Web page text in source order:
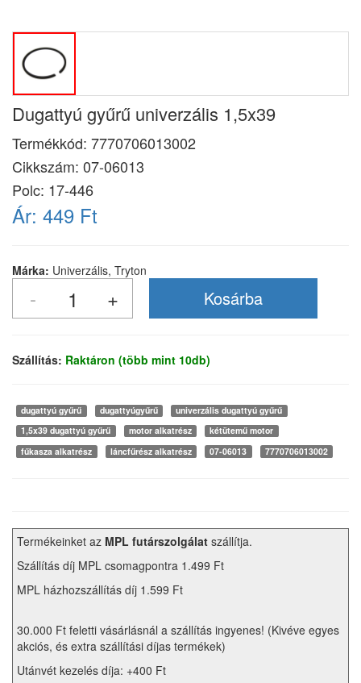
Dugattyú gyűrű univerzális 1,5x39
Termékkód: 7770706013002
Cikkszám: 07-06013
Polc: 17-446
Ár: 449 Ft
Márka: Univerzális, Tryton
Szállítás: Raktáron (több mint 10db)
dugattyú gyűrű dugattyúgyűrű
univerzális dugattyú gyűrű
1,5x39 dugattyú gyűrű
motor alkatrész
kétütemű motor
fűkasza alkatrész
láncfűrész alkatrész 07-06013 7770706013002
Termékeinket az MPL futárszolgálat szállítja.
Szállítás díj MPL csomagpontra 1.499 Ft
MPL házhozszállítás díj 1.599 Ft
30.000 Ft feletti vásárlásnál a szállítás ingyenes! (Kivéve egyes
akciós, és extra szállítási díjas termékek)
Utánvét kezelés díja: +400 Ft